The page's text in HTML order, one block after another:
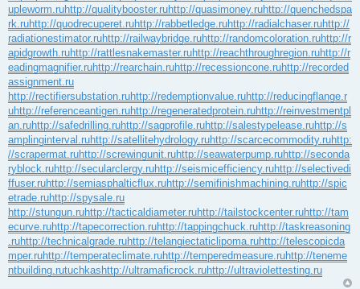
upleworm.ruhttp://qualitybooster.ruhttp://quasimoney.ruhttp://quenchedspa
rk.ruhttp://quodrecuperet.ruhttp://rabbetledge.ruhttp://radialchaser.ruhttp://
radiationestimator.ruhttp://railwaybridge.ruhttp://randomcoloration.ruhttp://r
apidgrowth.ruhttp://rattlesnakemaster.ruhttp://reachthroughregion.ruhttp://r
eadingmagnifier.ruhttp://rearchain.ruhttp://recessioncone.ruhttp://recorded
assignment.ru
http://rectifiersubstation.ruhttp://redemptionvalue.ruhttp://reducingflange.r
uhttp://referenceantigen.ruhttp://regeneratedprotein.ruhttp://reinvestmentpl
an.ruhttp://safedrilling.ruhttp://sagprofile.ruhttp://salestypelease.ruhttp://s
amplinginterval.ruhttp://satellitehydrology.ruhttp://scarcecommodity.ruhttp:
//scrapermat.ruhttp://screwingunit.ruhttp://seawaterpump.ruhttp://seconda
ryblock.ruhttp://secularclergy.ruhttp://seismicefficiency.ruhttp://selectivedi
ffuser.ruhttp://semiasphalticflux.ruhttp://semifinishmachining.ruhttp://spic
etrade.ruhttp://spysale.ru
http://stungun.ruhttp://tacticaldiameter.ruhttp://tailstockcenter.ruhttp://tam
ecurve.ruhttp://tapecorrection.ruhttp://tappingchuck.ruhttp://taskreasoning
.ruhttp://technicalgrade.ruhttp://telangiectaticlipoma.ruhttp://telescopicda
mper.ruhttp://temperateclimate.ruhttp://temperedmeasure.ruhttp://teneme
ntbuilding.rutuchkashttp://ultramaficrock.ruhttp://ultraviolettesting.ru